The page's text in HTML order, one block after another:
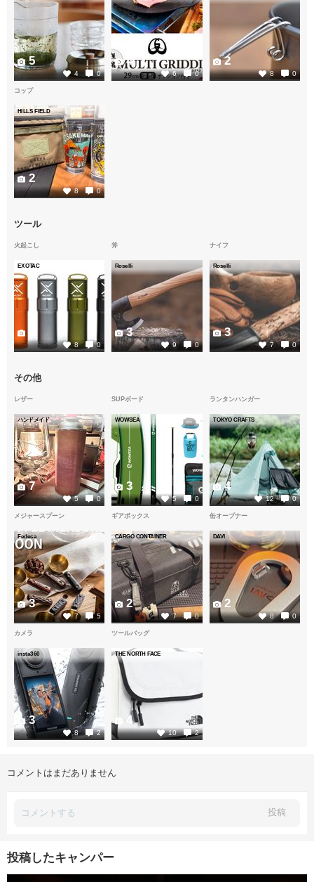
4 0
5
6 0
4
8 0
2
コップ
HILLS FIELD
8 0
2
ツール
火起こし
EXOTAC
8 0
斧
Roselli
9 0
3
ナイフ
Roselli
7 0
3
その他
レザー
ハンドメイド
5 0
7
SUPボード
WOWSEA
5 0
3
ランタンハンガー
TOKYO CRAFTS
12 0
4
メジャースプーン
Fedeca
7 5
3
ギアボックス
CARGO CONTAINER
7 0
2
缶オープナー
DAVI
8 0
2
カメラ
insta360
8 2
3
ツールバッグ
THE NORTH FACE
10 2
4
コメントはまだありません
投稿
投稿したキャンパー